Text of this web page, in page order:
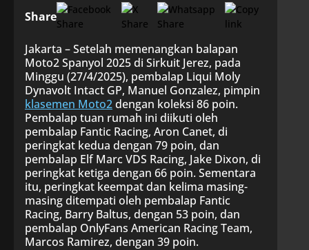
Share
Jakarta – Setelah memenangkan balapan
Moto2 Spanyol 2025 di Sirkuit Jerez, pada
Minggu (27/4/2025), pembalap Liqui Moly
Dynavolt Intact GP, Manuel Gonzalez, pimpin
klasemen Moto2dengan koleksi 86 poin.
Pembalap tuan rumah ini diikuti oleh
pembalap Fantic Racing, Aron Canet, di
peringkat kedua dengan 79 poin, dan
pembalap Elf Marc VDS Racing, Jake Dixon, di
peringkat ketiga dengan 66 poin. Sementara
itu, peringkat keempat dan kelima masing-
masing ditempati oleh pembalap Fantic
Racing, Barry Baltus, dengan 53 poin, dan
pembalap OnlyFans American Racing Team,
Marcos Ramirez, dengan 39 poin.